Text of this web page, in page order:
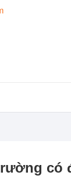
có